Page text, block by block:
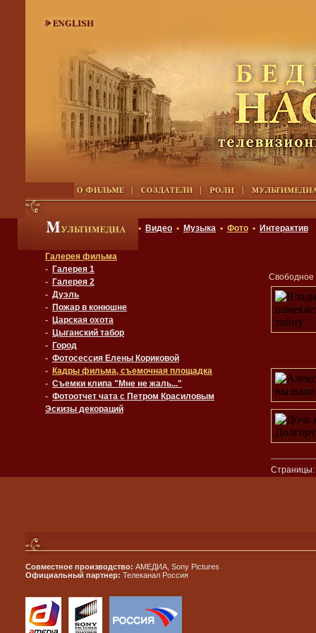
• Видео • Музыка • Фото • Интерактив
Галерея фильма
- Галерея 1
- Галерея 2
- Дуэль
- Пожар в конюшне
- Царская охота
- Цыганский табор
- Город
- Фотосессия Елены Кориковой
- Кадры фильма, съемочная площадка
- Съемки клипа "Мне не жаль..."
- Фотоотчет чата с Петром Красиловым
Эскизы декораций
Свободное
Страницы:
Совместное производство: АМЕДИА, Sony Pictures
Официальный партнер: Телеканал Россия